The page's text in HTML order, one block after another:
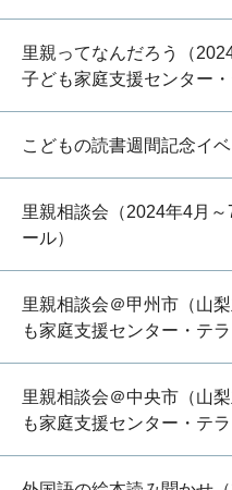
里親ってなんだろう（
子ども家庭支援センター・
こどもの読書週間記念イ
里親相談会（2024年4月
ール）
里親相談会＠甲州市（山
も家庭支援センター・テラ
里親相談会＠中央市（山
も家庭支援センター・テラ